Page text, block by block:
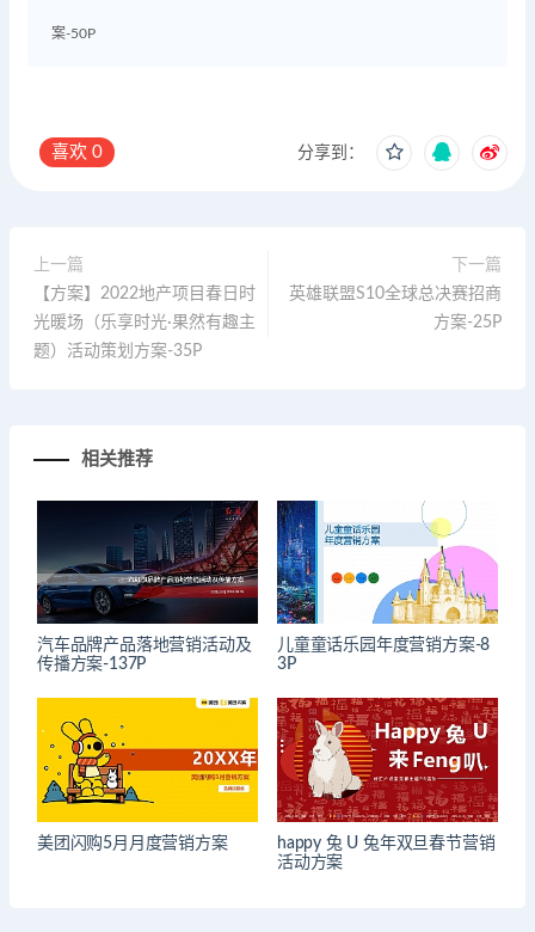
案-50P
喜欢 0 分享到：
上一篇
【方案】2022地产项目春日时
光暖场（乐享时光·果然有趣主
题）活动策划方案-35P
下一篇
英雄联盟S10全球总决赛招商
方案-25P
相关推荐
汽车品牌产品落地营销活动及
传播方案-137P
儿童童话乐园年度营销方案-8
3P
美团闪购5月月度营销方案
happy 兔 U 兔年双旦春节营销
活动方案